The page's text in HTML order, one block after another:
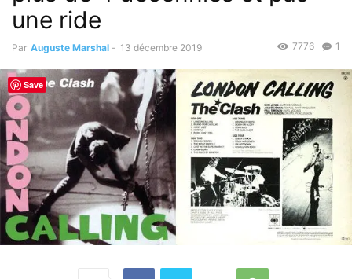
une ride
Par Auguste Marshal - 13 décembre 2019 1
7776
Save